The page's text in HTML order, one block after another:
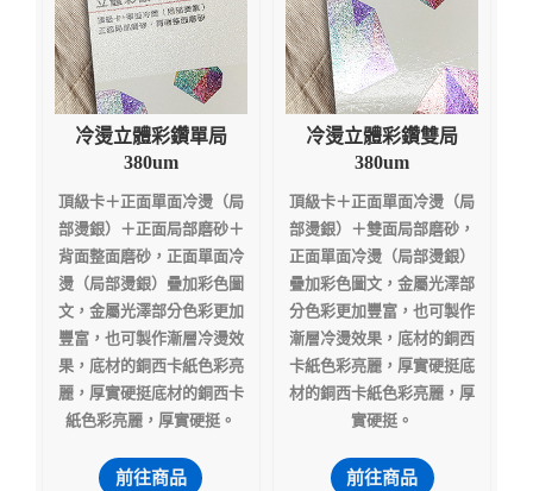
冷燙立體彩鑽單局
380um
頂級卡＋正面單面冷燙（局
部燙銀）＋正面局部磨砂＋
背面整面磨砂，正面單面冷
燙（局部燙銀）疊加彩色圖
文，金屬光澤部分色彩更加
豐富，也可製作漸層冷燙效
果，底材的銅西卡紙色彩亮
麗，厚實硬挺底材的銅西卡
紙色彩亮麗，厚實硬挺。
前往商品
冷燙立體彩鑽雙局
380um
頂級卡＋正面單面冷燙（局
部燙銀）＋雙面局部磨砂，
正面單面冷燙（局部燙銀）
疊加彩色圖文，金屬光澤部
分色彩更加豐富，也可製作
漸層冷燙效果，底材的銅西
卡紙色彩亮麗，厚實硬挺底
材的銅西卡紙色彩亮麗，厚
實硬挺。
前往商品